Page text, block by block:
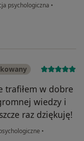
psychologiczna •
trafiłem w dobre
wiedzy i
raz dziękuję!
•